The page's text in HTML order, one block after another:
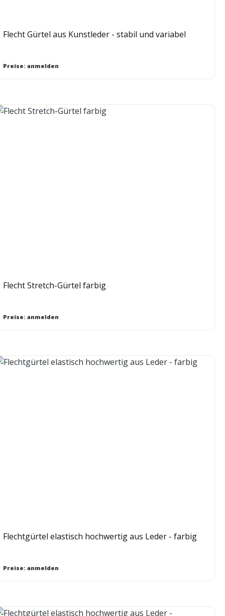
Flecht Gürtel aus Kunstleder - stabil und variabel
Preise: anmelden
Flecht Stretch-Gürtel farbig
Preise: anmelden
Flechtgürtel elastisch hochwertig aus Leder - farbig
Preise: anmelden